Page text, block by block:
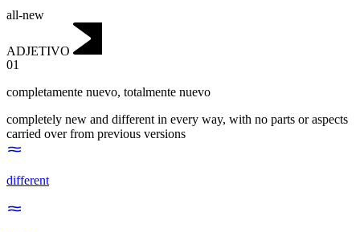
all-new
ADJETIVO
01
completamente nuevo, totalmente nuevo
completely new and different in every way, with no parts or aspects
carried over from previous versions
different